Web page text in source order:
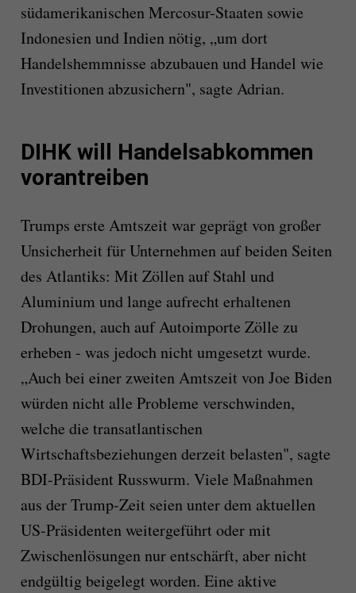
südamerikanischen Mercosur-Staaten sowie
Indonesien und Indien nötig, „um dort
Handelshemmnisse abzubauen und Handel wie
Investitionen abzusichern", sagte Adrian.
DIHK will Handelsabkommen
vorantreiben
Trumps erste Amtszeit war geprägt von großer
Unsicherheit für Unternehmen auf beiden Seiten
des Atlantiks: Mit Zöllen auf Stahl und
Aluminium und lange aufrecht erhaltenen
Drohungen, auch auf Autoimporte Zölle zu
erheben - was jedoch nicht umgesetzt wurde.
„Auch bei einer zweiten Amtszeit von Joe Biden
würden nicht alle Probleme verschwinden,
welche die transatlantischen
Wirtschaftsbeziehungen derzeit belasten", sagte
BDI-Präsident Russwurm. Viele Maßnahmen
aus der Trump-Zeit seien unter dem aktuellen
US-Präsidenten weitergeführt oder mit
Zwischenlösungen nur entschärft, aber nicht
endgültig beigelegt worden. Eine aktive